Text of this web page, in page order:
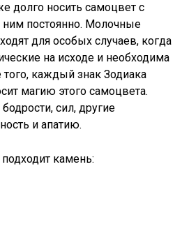
долго носить самоцвет с
ним постоянно. Молочные
для особых случаев, когда
на исходе и необходима
каждый знак Зодиака
магию этого самоцвета.
сил, другие
и апатию.
камень: